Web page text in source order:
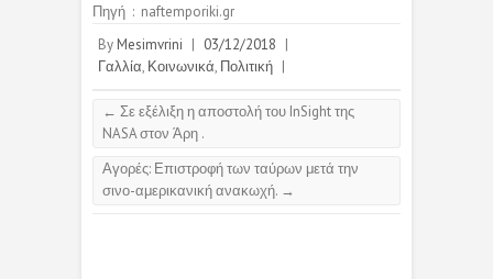
Πηγή : naftemporiki.gr
By Mesimvrini | 03/12/2018 |
Γαλλία, Κοινωνικά, Πολιτική |
← Σε εξέλιξη η αποστολή του InSight της
NASA στον Άρη .
Αγορές: Επιστροφή των ταύρων μετά την
σινο-αμερικανική ανακωχή. →